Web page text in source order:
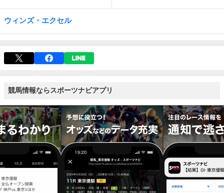
ウィンズ・エクセル
競馬情報ならスポーツナビアプリ